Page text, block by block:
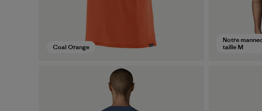
Coal Orange
Notre
taille M